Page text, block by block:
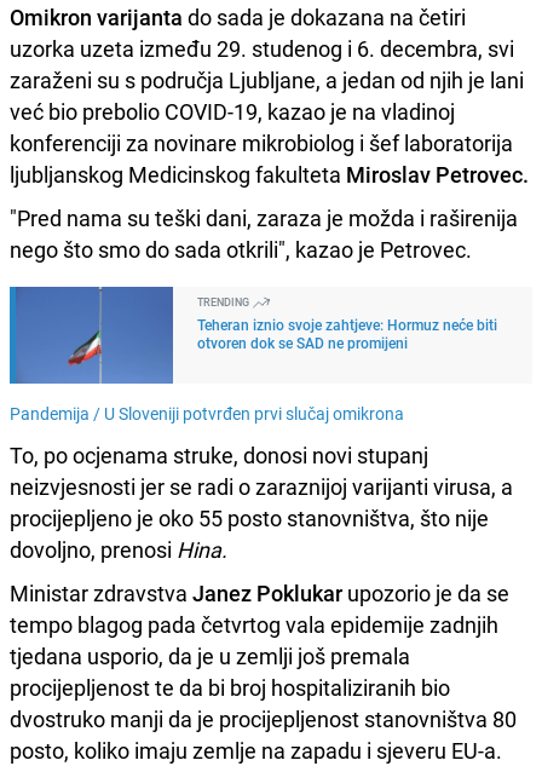
Omikron varijanta do sada je dokazana na četiri
uzorka uzeta između 29. studenog i 6. decembra, svi
zaraženi su s područja Ljubljane, a jedan od njih je lani
već bio prebolio COVID-19, kazao je na vladinoj
konferenciji za novinare mikrobiolog i šef laboratorija
ljubljanskog Medicinskog fakulteta Miroslav Petrovec.
"Pred nama su teški dani, zaraza je možda i raširenija
nego što smo do sada otkrili", kazao je Petrovec.
TRENDING
Teheran iznio svoje zahtjeve: Hormuz neće biti
otvoren dok se SAD ne promijeni
Pandemija / U Sloveniji potvrđen prvi slučaj omikrona
To, po ocjenama struke, donosi novi stupanj
neizvjesnosti jer se radi o zaraznijoj varijanti virusa, a
procijepljeno je oko 55 posto stanovništva, što nije
dovoljno, prenosi Hina.
Ministar zdravstva Janez Poklukar upozorio je da se
tempo blagog pada četvrtog vala epidemije zadnjih
tjedana usporio, da je u zemlji još premala
procijepljenost te da bi broj hospitaliziranih bio
dvostruko manji da je procijepljenost stanovništva 80
posto, koliko imaju zemlje na zapadu i sjeveru EU-a.